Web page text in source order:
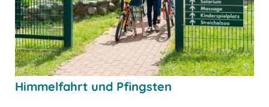
Himmelfahrt und Pfingsten